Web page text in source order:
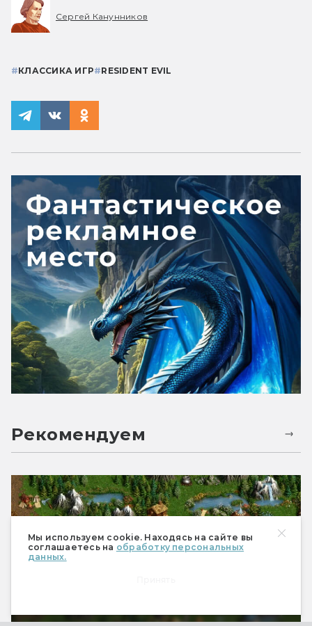
Мы используем cookie. Находясь на сайте вы
соглашаетесь на обработку персональных
данных.
Сергей Канунников
#КЛАССИКА ИГР#RESIDENT EVIL
Рекомендуем